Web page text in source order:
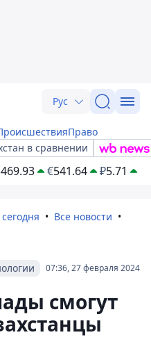
Рус
Право
в сравнении
469.93 €541.64 ₽5.71
Все новости
07:36, 27 февраля 2024
смогут